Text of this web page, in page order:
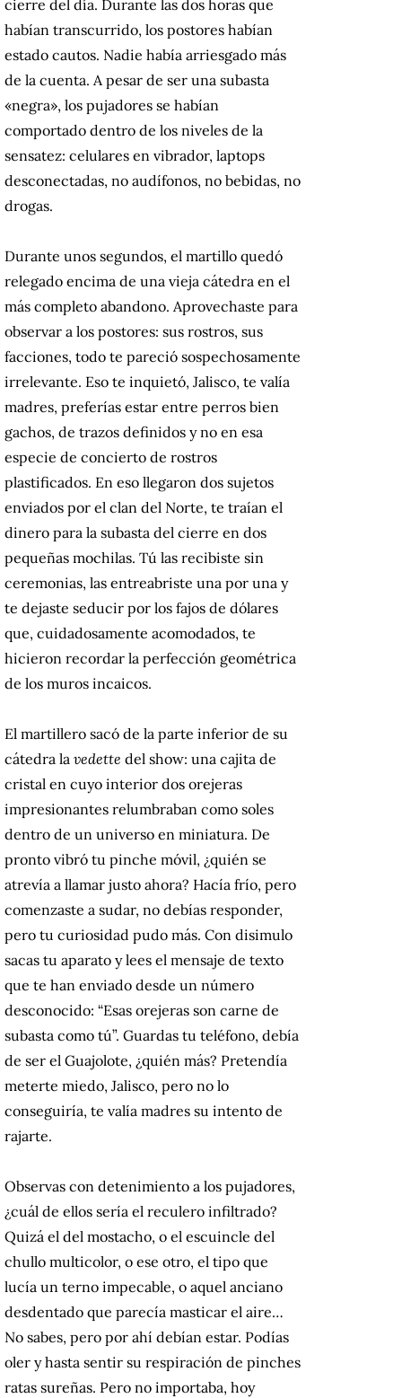
cierre del día. Durante las dos horas que
habían transcurrido, los postores habían
estado cautos. Nadie había arriesgado más
de la cuenta. A pesar de ser una subasta
«negra», los pujadores se habían
comportado dentro de los niveles de la
sensatez: celulares en vibrador, laptops
desconectadas, no audífonos, no bebidas, no
drogas.
Durante unos segundos, el martillo quedó
relegado encima de una vieja cátedra en el
más completo abandono. Aprovechaste para
observar a los postores: sus rostros, sus
facciones, todo te pareció sospechosamente
irrelevante. Eso te inquietó, Jalisco, te valía
madres, preferías estar entre perros bien
gachos, de trazos definidos y no en esa
especie de concierto de rostros
plastificados. En eso llegaron dos sujetos
enviados por el clan del Norte, te traían el
dinero para la subasta del cierre en dos
pequeñas mochilas. Tú las recibiste sin
ceremonias, las entreabriste una por una y
te dejaste seducir por los fajos de dólares
que, cuidadosamente acomodados, te
hicieron recordar la perfección geométrica
de los muros incaicos.
El martillero sacó de la parte inferior de su
cátedra la vedette del show: una cajita de
cristal en cuyo interior dos orejeras
impresionantes relumbraban como soles
dentro de un universo en miniatura. De
pronto vibró tu pinche móvil, ¿quién se
atrevía a llamar justo ahora? Hacía frío, pero
comenzaste a sudar, no debías responder,
pero tu curiosidad pudo más. Con disimulo
sacas tu aparato y lees el mensaje de texto
que te han enviado desde un número
desconocido: “Esas orejeras son carne de
subasta como tú”. Guardas tu teléfono, debía
de ser el Guajolote, ¿quién más? Pretendía
meterte miedo, Jalisco, pero no lo
conseguiría, te valía madres su intento de
rajarte.
Observas con detenimiento a los pujadores,
¿cuál de ellos sería el reculero infiltrado?
Quizá el del mostacho, o el escuincle del
chullo multicolor, o ese otro, el tipo que
lucía un terno impecable, o aquel anciano
desdentado que parecía masticar el aire…
No sabes, pero por ahí debían estar. Podías
oler y hasta sentir su respiración de pinches
ratas sureñas. Pero no importaba, hoy